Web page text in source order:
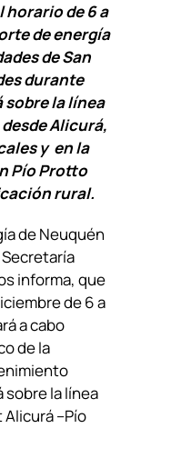
horario de 6 a
de energía
de San
durante
sobre la línea
Alicurá,
y en la
Pío Protto
rural.
de Neuquén
informa, que
de 6 a
a cabo
de la
sobre la línea
–Pío